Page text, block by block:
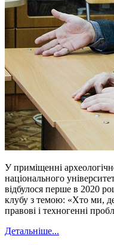
У приміщенні
національного
відбулося перше в 2020
клубу з темою: «Хто ми,
правові і техногенні
Детальніше...